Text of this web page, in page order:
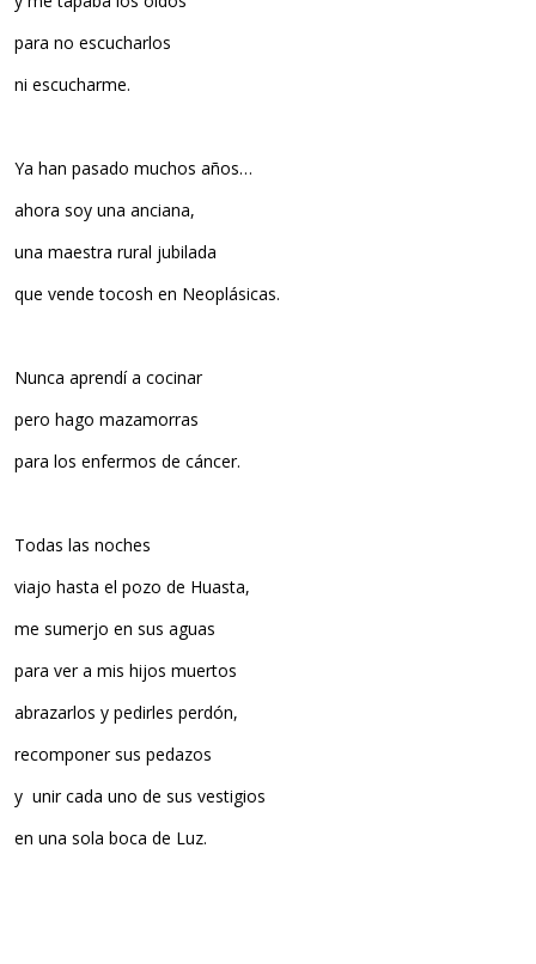
para no escucharlos
ni escucharme.
Ya han pasado muchos años…
ahora soy una anciana,
una maestra rural jubilada
que vende tocosh en Neoplásicas.
Nunca aprendí a cocinar
pero hago mazamorras
para los enfermos de cáncer.
Todas las noches
viajo hasta el pozo de Huasta,
me sumerjo en sus aguas
para ver a mis hijos muertos
abrazarlos y pedirles perdón,
recomponer sus pedazos
y unir cada uno de sus vestigios
en una sola boca de Luz.